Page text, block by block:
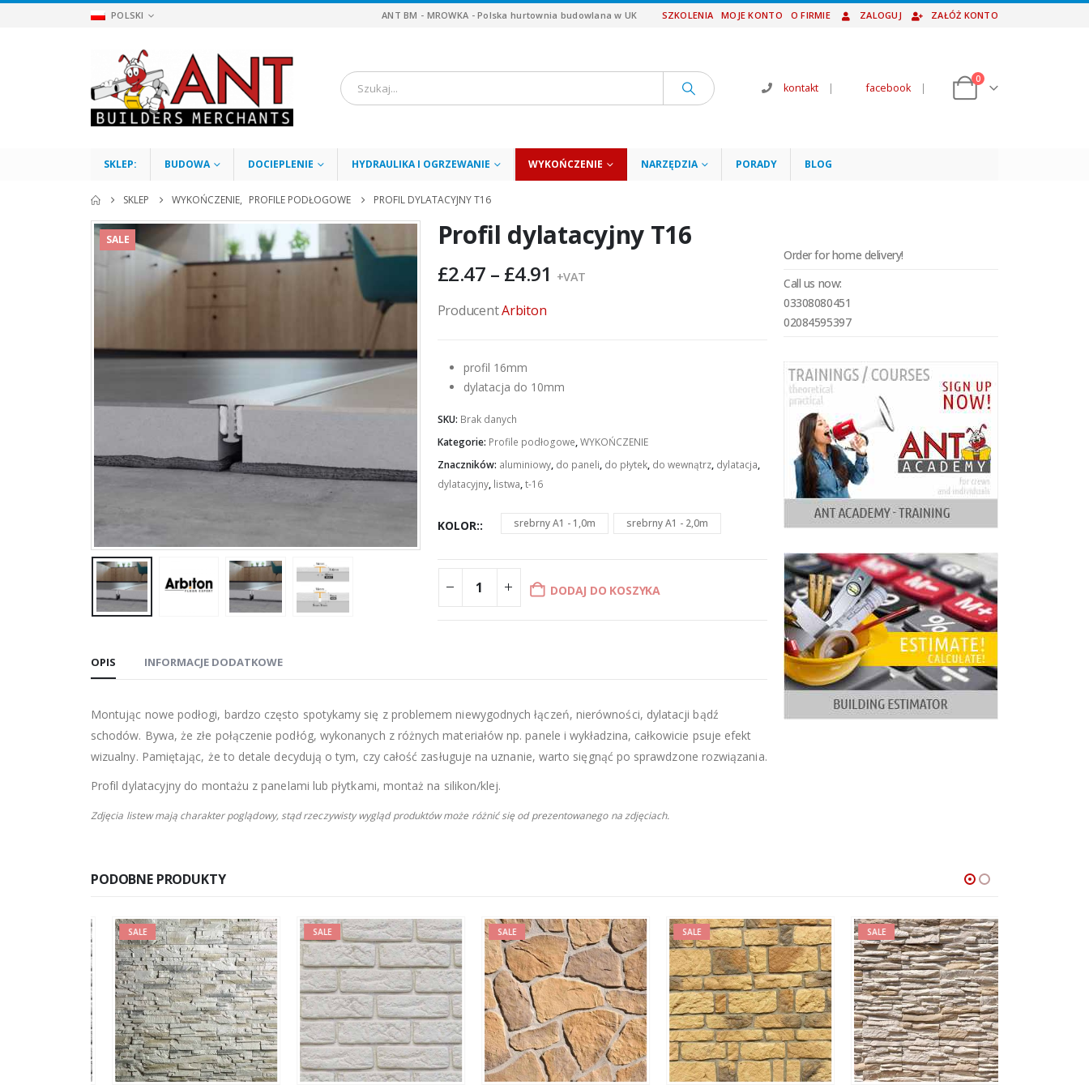
POLSKI ANT BM - MROWKA - Polska hurtownia budowlana w UK SZKOLENIA MOJE KONTO O FIRMIE ZALOGUJ ZAŁÓŻ KONTO
kontakt | facebook |
0
SKLEP: BUDOWA DOCIEPLENIE HYDRAULIKA I OGRZEWANIE WYKOŃCZENIE NARZĘDZIA PORADY BLOG
SKLEP WYKOŃCZENIE, PROFILE PODŁOGOWE PROFIL DYLATACYJNY T16
SALE Profil dylatacyjny T16
£2.47 – £4.91 Zakres
+VAT
ProducentArbiton
profil 16mm
dylatacja do 10mm
SKU: Brak danych
Kategorie: Profile podłogowe,WYKOŃCZENIE
Znaczników: aluminiowy, do paneli, do płytek, do wewnątrz, dylatacja,
dylatacyjny, listwa,t-16
KOLOR: srebrny A1 - 1,0m srebrny A1 - 2,0m
DODAJ DO KOSZYKA
OPIS INFORMACJE DODATKOWE
Montując nowe podłogi, bardzo często spotykamy się z problemem niewygodnych łączeń, nierówności, dylatacji bądź
schodów. Bywa, że złe połączenie podłóg, wykonanych z różnych materiałów np. panele i wykładzina, całkowicie psuje efekt
wizualny. Pamiętając, że to detale decydują o tym, czy całość zasługuje na uznanie, warto sięgnąć po sprawdzone rozwiązania.
Profil dylatacyjny do montażu z panelami lub płytkami, montaż na silikon/klej.
Zdjęcia listew mają charakter poglądowy, stąd rzeczywisty wygląd produktów może różnić się od prezentowanego na zdjęciach.
Order for home delivery!
Call us now:
03308080451
02084595397
PODOBNE PRODUKTY
SALE SALE SALE SALE SALE